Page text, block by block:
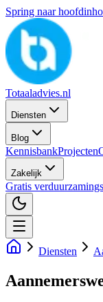
Spring naar
Totaaladvies.nl
Diensten
Blog
KennisbankProjecten
Zakelijk
Gratis
Diensten